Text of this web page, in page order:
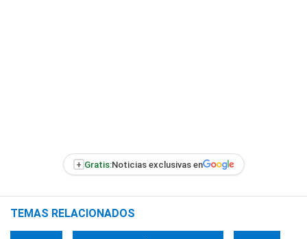
+ Gratis:Noticias exclusivas en
TEMAS RELACIONADOS